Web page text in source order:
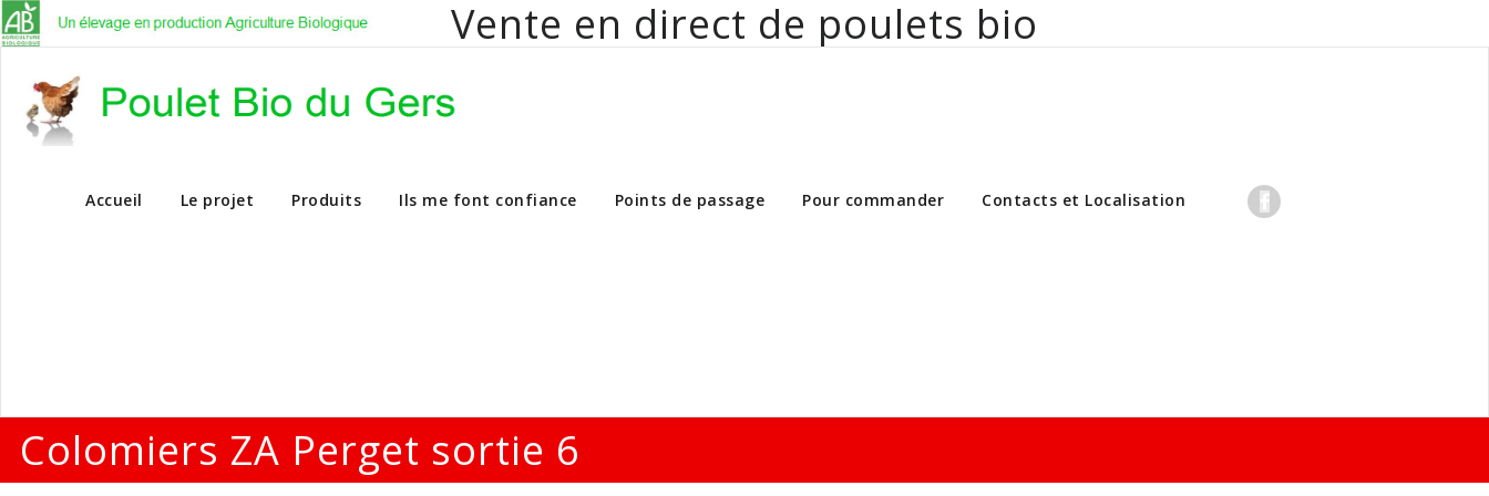
Vente en direct de poulets bio
Vente en direct de poulets bio aux particuliers et professionnels
Accueil Le projet Produits Ils me font confiance Points de passage Pour commander Contacts et Localisation
Colomiers ZA Perget sortie 6